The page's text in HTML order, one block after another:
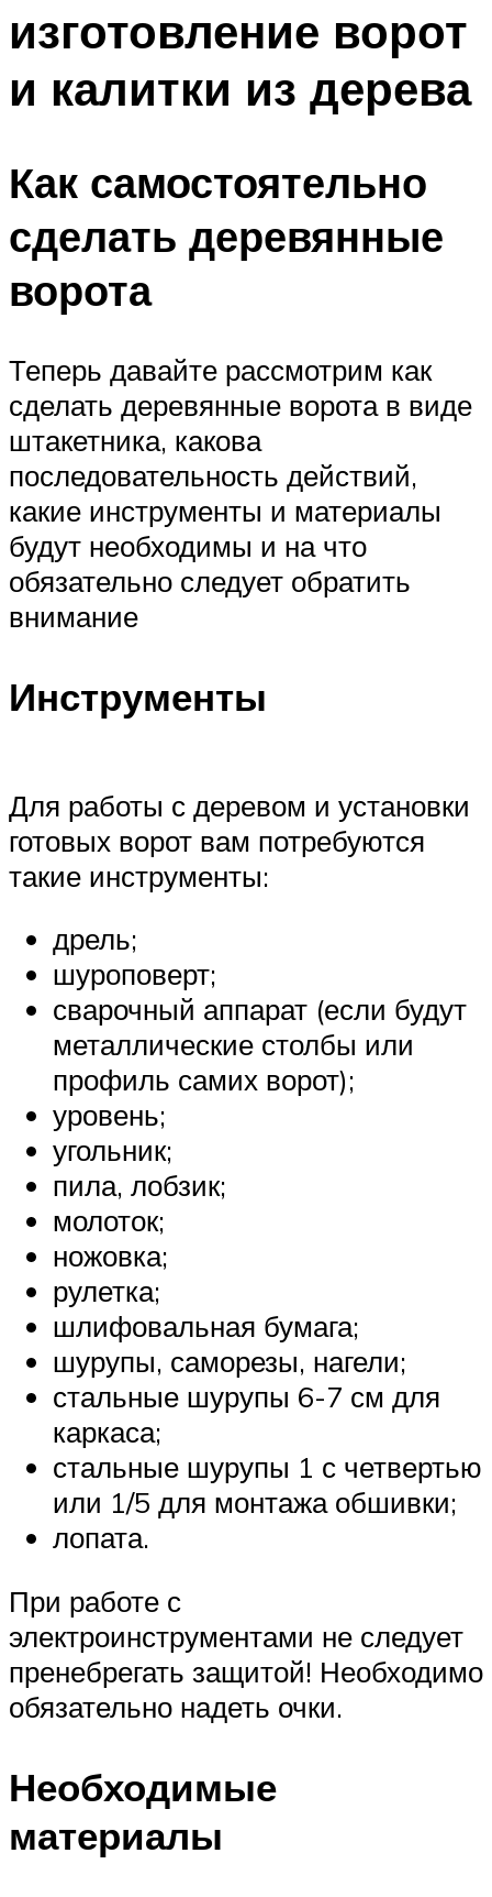
Меню
изготовление ворот
и калитки из дерева
Как самостоятельно
сделать деревянные
ворота
Теперь давайте рассмотрим как
сделать деревянные ворота в виде
штакетника, какова
последовательность действий,
какие инструменты и материалы
будут необходимы и на что
обязательно следует обратить
внимание
Инструменты
Для работы с деревом и установки
готовых ворот вам потребуются
такие инструменты:
дрель;
шуроповерт;
сварочный аппарат (если будут
металлические столбы или
профиль самих ворот);
уровень;
угольник;
пила, лобзик;
молоток;
ножовка;
рулетка;
шлифовальная бумага;
шурупы, саморезы, нагели;
стальные шурупы 6-7 см для
каркаса;
стальные шурупы 1 с четвертью
или 1/5 для монтажа обшивки;
лопата.
При работе с
электроинструментами не следует
пренебрегать защитой! Необходимо
обязательно надеть очки.
Необходимые
материалы